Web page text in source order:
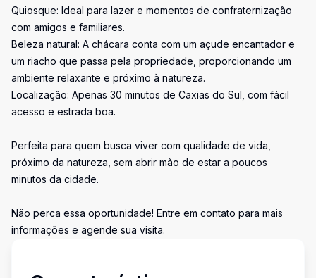
Quiosque: Ideal para lazer e momentos de confraternização
com amigos e familiares.
Beleza natural: A chácara conta com um açude encantador e
um riacho que passa pela propriedade, proporcionando um
ambiente relaxante e próximo à natureza.
Localização: Apenas 30 minutos de Caxias do Sul, com fácil
acesso e estrada boa.
Perfeita para quem busca viver com qualidade de vida,
próximo da natureza, sem abrir mão de estar a poucos
minutos da cidade.
Não perca essa oportunidade! Entre em contato para mais
informações e agende sua visita.